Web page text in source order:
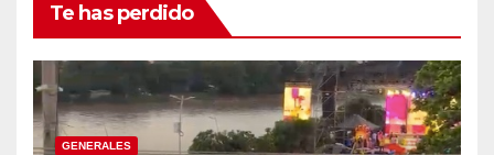
Te has perdido
GENERALES